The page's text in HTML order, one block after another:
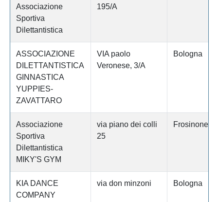
Associazione
Sportiva
Dilettantistica
195/A
ASSOCIAZIONE
DILETTANTISTICA
GINNASTICA
YUPPIES-
ZAVATTARO
VIA paolo
Veronese, 3/A
Bologna
Associazione
Sportiva
Dilettantistica
MIKY'S GYM
via piano dei colli
25
Frosinone
KIA DANCE
COMPANY
via don minzoni Bologna